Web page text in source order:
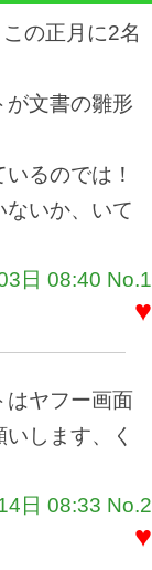
の正月に2名
が文書の雛形
るのでは！
いか、いて
日 08:40 No.1
♥
はヤフー画面
します、く
日 08:33 No.2
♥